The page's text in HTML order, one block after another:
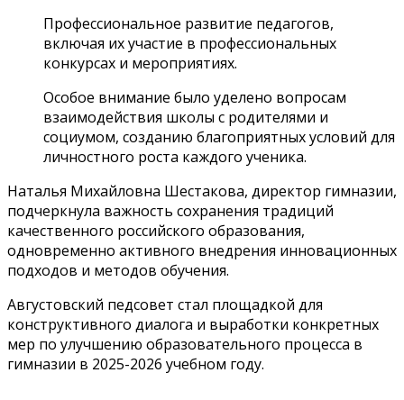
Профессиональное развитие педагогов,
включая их участие в профессиональных
конкурсах и мероприятиях.
Особое внимание было уделено вопросам
взаимодействия школы с родителями и
социумом, созданию благоприятных условий для
личностного роста каждого ученика.
Наталья Михайловна Шестакова, директор гимназии,
подчеркнула важность сохранения традиций
качественного российского образования,
одновременно активного внедрения инновационных
подходов и методов обучения.
Августовский педсовет стал площадкой для
конструктивного диалога и выработки конкретных
мер по улучшению образовательного процесса в
гимназии в 2025-2026 учебном году.